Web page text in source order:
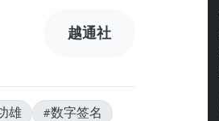
越通社
雄 #数字签名